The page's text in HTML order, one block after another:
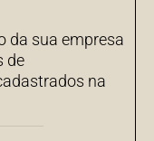
da sua empresa
de
na